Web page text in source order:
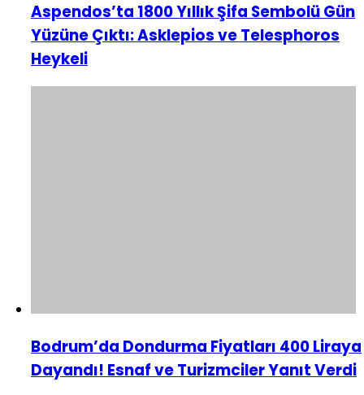
Aspendos’ta 1800 Yıllık Şifa Sembolü Gün
Yüzüne Çıktı: Asklepios ve Telesphoros
Heykeli
Bodrum’da Dondurma Fiyatları 400 Liraya
Dayandı! Esnaf ve Turizmciler Yanıt Verdi